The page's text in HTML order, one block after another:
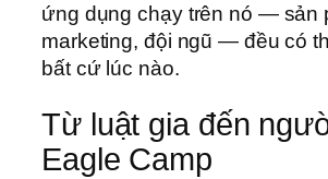
ứng dụng chạy trên nó — sản
marketing, đội ngũ — đều có
bất cứ lúc nào.
Từ luật gia đến
Eagle Camp